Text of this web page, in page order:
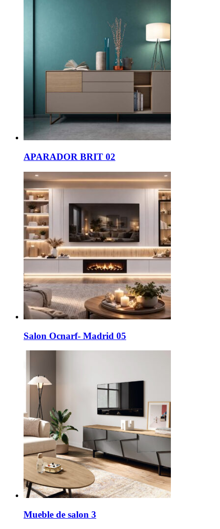
APARADOR BRIT 02
Salon Ocnarf- Madrid 05
Mueble de salon 3